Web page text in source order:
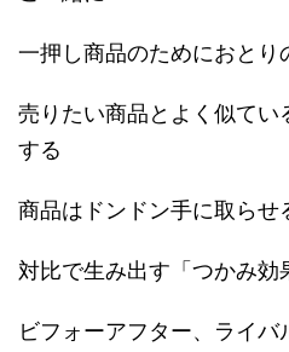
一押し商品のためにおとり
売りたい商品とよく似て
する
商品はドンドン手に取らせ
対比で生み出す「つかみ効
ビフォーアフター、ライ